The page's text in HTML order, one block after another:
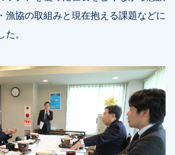
漁協の取組みと現在抱える課題などに
。